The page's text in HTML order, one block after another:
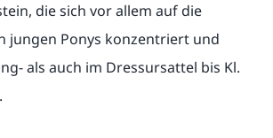
die sich vor allem auf die
jungen Ponys konzentriert und
als auch im Dressursattel bis Kl.